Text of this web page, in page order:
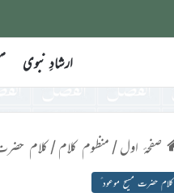
ارشادِ نبوی
صفحۂ اول/ منظوم کلام/کلام
کلام حضرت مسیح موعود ؑ